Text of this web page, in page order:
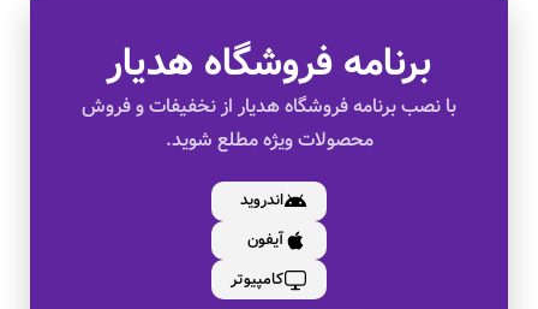
برنامه فروشگاه هدیار
با نصب برنامه فروشگاه هدیار از نخفیفات و فروش
محصولات ویژه مطلع شوید.
اندروید
آیفون
کامپیوتر
تخفیف های ویژه
کالای اصل
به صورت اقساط